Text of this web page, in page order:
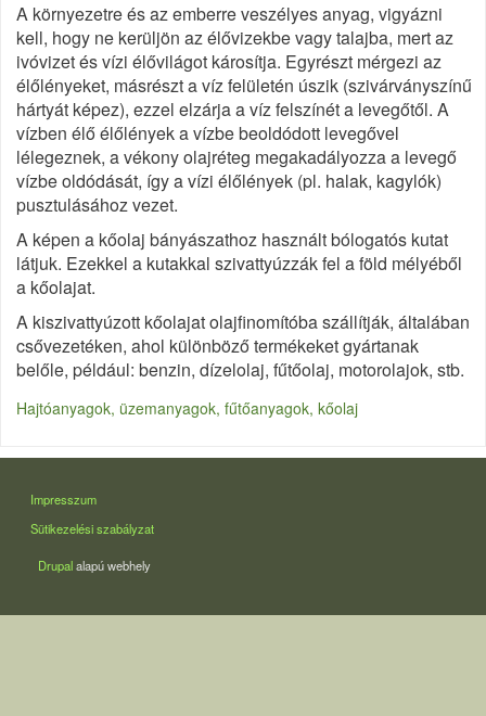
A környezetre és az emberre veszélyes anyag, vigyázni
kell, hogy ne kerüljön az élővizekbe vagy talajba, mert az
ivóvizet és vízi élővilágot károsítja. Egyrészt mérgezi az
élőlényeket, másrészt a víz felületén úszik (szivárványszínű
hártyát képez), ezzel elzárja a víz felszínét a levegőtől. A
vízben élő élőlények a vízbe beoldódott levegővel
lélegeznek, a vékony olajréteg megakadályozza a levegő
vízbe oldódását, így a vízi élőlények (pl. halak, kagylók)
pusztulásához vezet.
A képen a kőolaj bányászathoz használt bólogatós kutat
látjuk. Ezekkel a kutakkal szivattyúzzák fel a föld mélyéből
a kőolajat.
A kiszivattyúzott kőolajat olajfinomítóba szállítják, általában
csővezetéken, ahol különböző termékeket gyártanak
belőle, például: benzin, dízelolaj, fűtőolaj, motorolajok, stb.
Hajtóanyagok, üzemanyagok, fűtőanyagok, kőolaj
LÁBLÉC
Impresszum
Sütikezelési szabályzat
Drupalalapú webhely